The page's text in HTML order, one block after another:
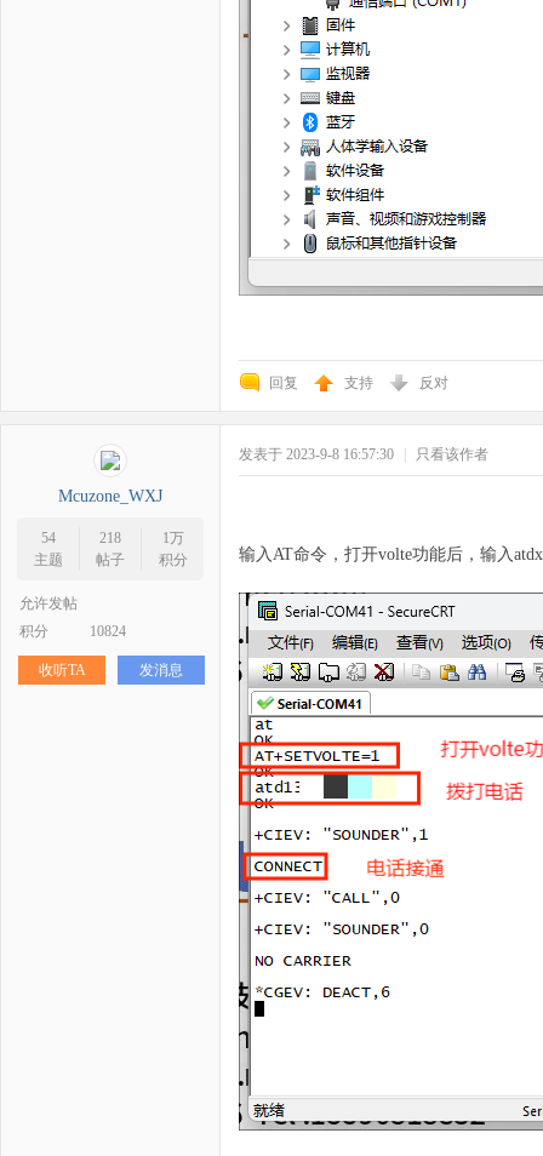
回复 支持 反对
Mcuzone_WXJ
54
主题
218
帖子
1万
积分
允许发帖
积分
10824
收听TA 发消息
发表于 2023-9-8 16:57:30 只看该作者
输入AT命令，打开volte功能后，输入